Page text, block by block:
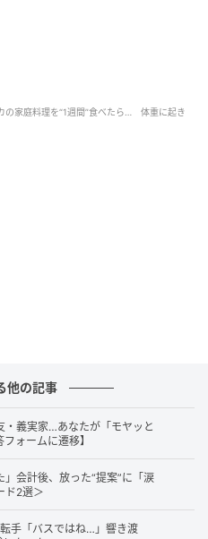
。
の家庭料理を“1週間”食べたら… 体重に起き
他の記事
・義実家…あなたが「モヤッと
ォームに遷移】
会計後、放った“提案”に「涙
ド2選＞
手「バスではね…」響き渡